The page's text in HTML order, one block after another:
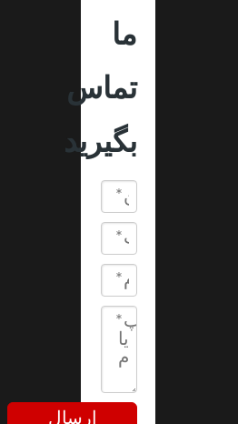
ما
تماس
بگیرید
ارسال